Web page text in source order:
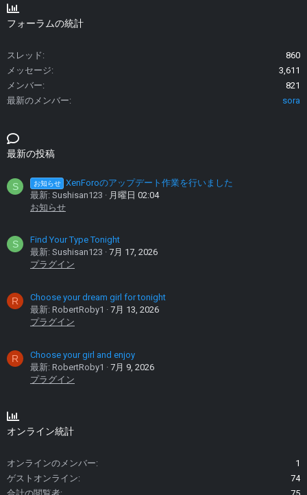
フォーラムの統計
スレッド
860
メッセージ
3,611
メンバー
821
最新のメンバー
sora
最新の投稿
S お知らせ XenForoのアップデート作業を行いました
最新: Sushisan123
月曜日 02:04
お知らせ
S
Find Your Type Tonight
最新: Sushisan123
7月 17, 2026
プラグイン
R
Choose your dream girl for tonight
最新: RobertRoby1
7月 13, 2026
プラグイン
R
Choose your girl and enjoy
最新: RobertRoby1
7月 9, 2026
プラグイン
オンライン統計
オンラインのメンバー
1
ゲストオンライン
74